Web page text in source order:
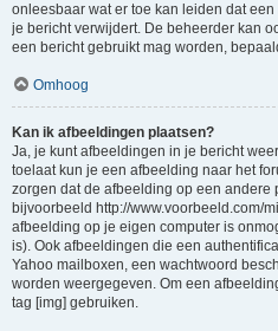
onleesbaar wat er toe kan leiden dat
je bericht verwijdert. De beheerder kan
een bericht gebruikt mag worden,
Omhoog
Kan ik afbeeldingen plaatsen?
Ja, je kunt afbeeldingen in je bericht
toelaat kun je een afbeelding naar het
zorgen dat de afbeelding op een andere
bijvoorbeeld http://www.voorbeeld.com/
afbeelding op je eigen computer is
is). Ook afbeeldingen die een
Yahoo mailboxen, een wachtwoord
worden weergegeven. Om een
tag [img] gebruiken.